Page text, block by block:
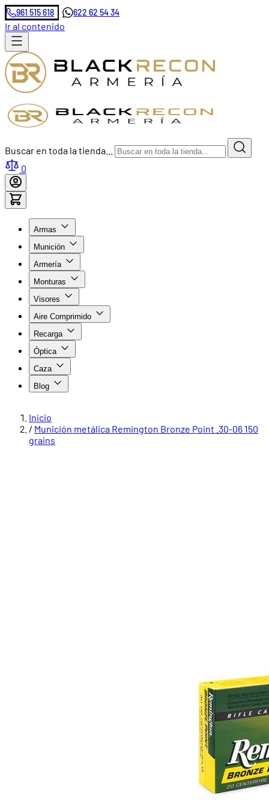
961 515 618 622 62 54 34
Ir al contenido
Buscar en toda la tienda...
0
Armas
Munición
Armería
Monturas
Visores
Aire Comprimido
Recarga
Óptica
Caza
Blog
Inicio
/ Munición metálica Remington Bronze Point .30-06 150
grains